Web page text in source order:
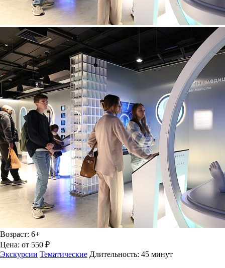
Возраст: 6+
Цена: от 550 ₽
Экскурсии Тематические Длительность: 45 минут